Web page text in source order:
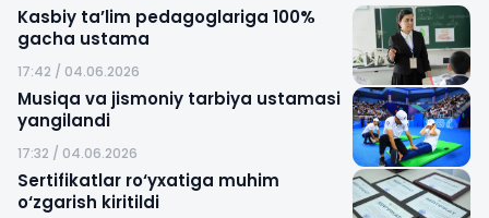
Kasbiy ta’lim pedagoglariga 100%
gacha ustama
17:42 / 04.06.2026
Musiqa va jismoniy tarbiya ustamasi
yangilandi
17:32 / 04.06.2026
Sertifikatlar ro‘yxatiga muhim
o‘zgarish kiritildi